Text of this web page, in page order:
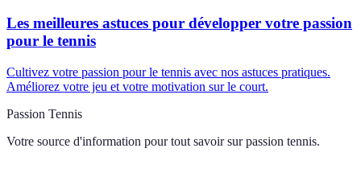
Les meilleures astuces pour développer votre passion
pour le tennis
Cultivez votre passion pour le tennis avec nos astuces pratiques.
Améliorez votre jeu et votre motivation sur le court.
Passion Tennis
Votre source d'information pour tout savoir sur passion tennis.